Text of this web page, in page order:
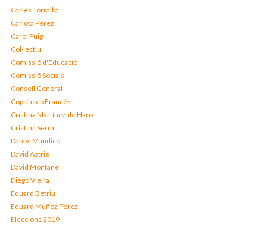
Carles Torralba
Carlota Pérez
Carol Puig
Col·lectiu
Comissió d'Educació
Comissió Socials
Consell General
Copríncep Francès
Cristina Martínez de Haro
Cristina Serra
Daniel Mandicó
David Astrié
David Montané
Diego Vieira
Eduard Betriu
Eduard Muñoz Pérez
Eleccions 2019